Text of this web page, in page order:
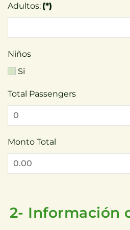
Adultos: (*)
Niños
Si
Total Passengers
Monto Total
2- Información